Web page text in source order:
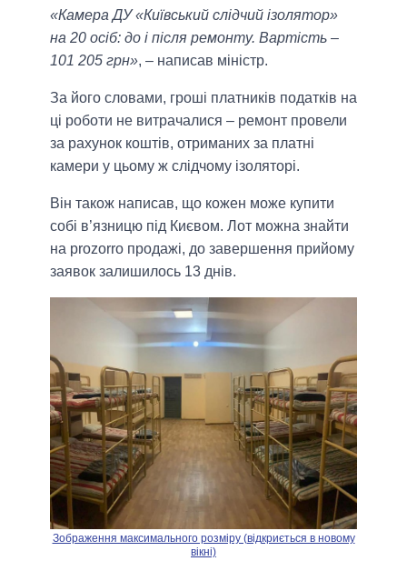
«Камера ДУ «Київський слідчий ізолятор»
на 20 осіб: до і після ремонту. Вартість –
101 205 грн», – написав міністр.
За його словами, гроші платників податків на
ці роботи не витрачалися – ремонт провели
за рахунок коштів, отриманих за платні
камери у цьому ж слідчому ізоляторі.
Він також написав, що кожен може купити
собі в’язницю під Києвом. Лот можна знайти
на prozorro продажі, до завершення прийому
заявок залишилось 13 днів.
Зображення максимального розміру (відкриється в новому
вікні)